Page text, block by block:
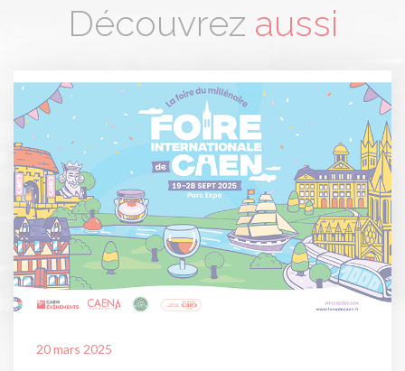
Découvrez aussi
20 mars 2025